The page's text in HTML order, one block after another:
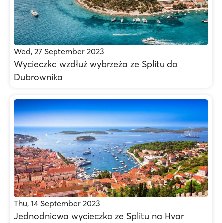
Wed, 27 September 2023
Wycieczka wzdłuż wybrzeża ze Splitu do
Dubrownika
Thu, 14 September 2023
Jednodniowa wycieczka ze Splitu na Hvar